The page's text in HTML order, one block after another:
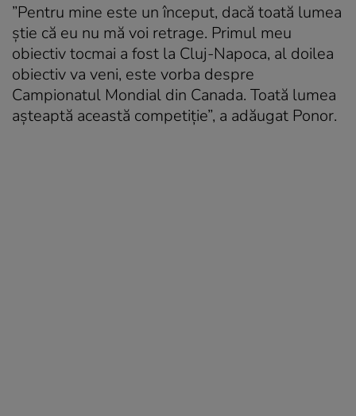
”Pentru mine este un început, dacă toată lumea
știe că eu nu mă voi retrage. Primul meu
obiectiv tocmai a fost la Cluj-Napoca, al doilea
obiectiv va veni, este vorba despre
Campionatul Mondial din Canada. Toată lumea
așteaptă această competiție”, a adăugat Ponor.